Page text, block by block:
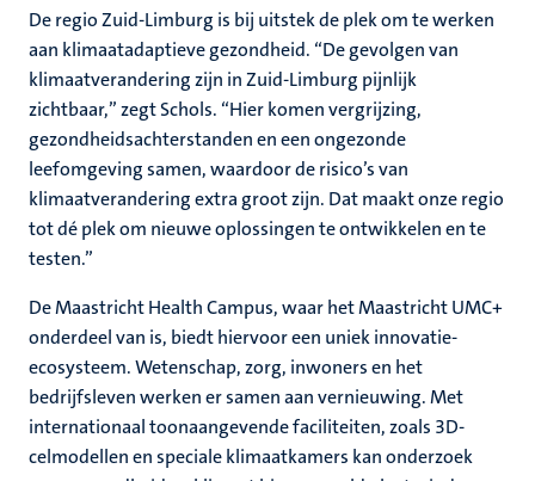
De regio Zuid-Limburg is bij uitstek de plek om te werken
aan klimaatadaptieve gezondheid. “De gevolgen van
klimaatverandering zijn in Zuid-Limburg pijnlijk
zichtbaar,” zegt Schols. “Hier komen vergrijzing,
gezondheidsachterstanden en een ongezonde
leefomgeving samen, waardoor de risico’s van
klimaatverandering extra groot zijn. Dat maakt onze regio
tot dé plek om nieuwe oplossingen te ontwikkelen en te
testen.”
De Maastricht Health Campus, waar het Maastricht UMC+
onderdeel van is, biedt hiervoor een uniek innovatie-
ecosysteem. Wetenschap, zorg, inwoners en het
bedrijfsleven werken er samen aan vernieuwing. Met
internationaal toonaangevende faciliteiten, zoals 3D-
celmodellen en speciale klimaatkamers kan onderzoek